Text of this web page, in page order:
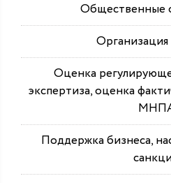
Общественные
Оценка
экспертиза, оценка
Поддержка бизнеса,